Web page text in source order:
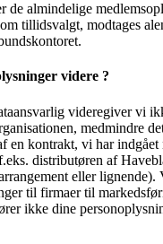
de almindelige
tillidsvalgt, modtages
videre ?
videregiver vi
medmindre
en kontrakt, vi har indgået
distributøren af
eller
til firmaer til
ikke dine